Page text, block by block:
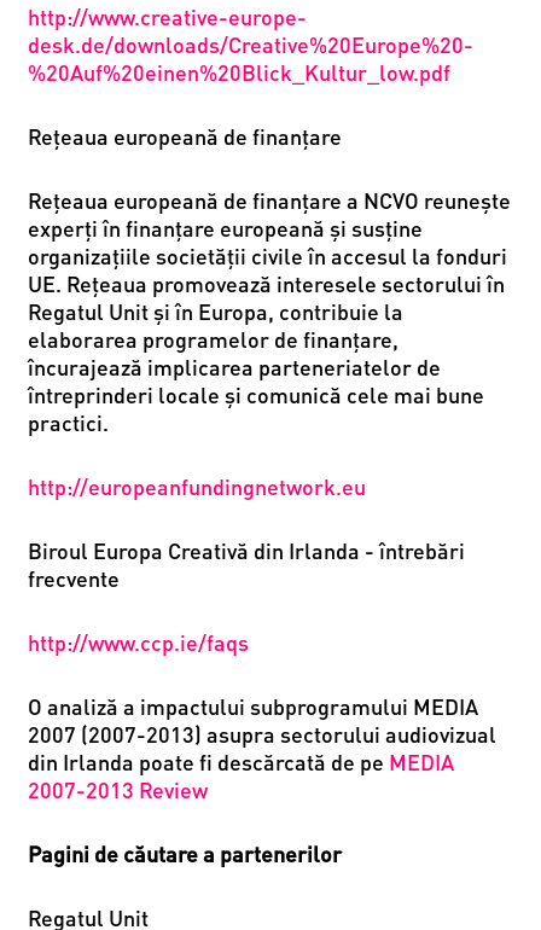
http://www.creative-europe-
desk.de/downloads/Creative%20Europe%20-
%20Auf%20einen%20Blick_Kultur_low.pdf
Reţeaua europeană de finanțare
Reţeaua europeană de finanţare a NCVO reunește
experți în finanțare europeană și susține
organizațiile societății civile în accesul la fonduri
UE. Reţeaua promovează interesele sectorului în
Regatul Unit și în Europa, contribuie la
elaborarea programelor de finanțare,
încurajează implicarea parteneriatelor de
întreprinderi locale și comunică cele mai bune
practici.
http://europeanfundingnetwork.eu
Biroul Europa Creativă din Irlanda - întrebări
frecvente
http://www.ccp.ie/faqs
O analiză a impactului subprogramului MEDIA
2007 (2007-2013) asupra sectorului audiovizual
din Irlanda poate fi descărcată de pe MEDIA
2007-2013 Review
Pagini de căutare a partenerilor
Regatul Unit